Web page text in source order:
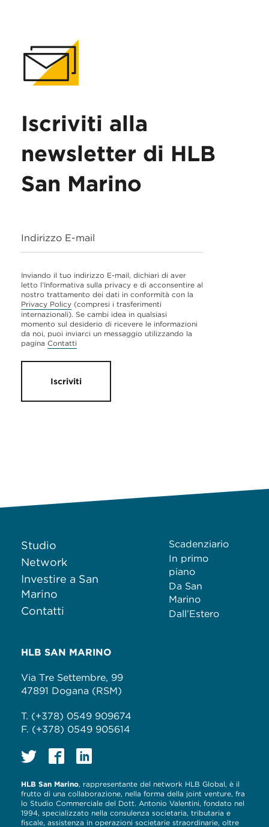
Iscriviti alla
newsletter di HLB
San Marino
Indirizzo E-mail
Inviando il tuo indirizzo E-mail, dichiari di aver
letto l'Informativa sulla privacy e di acconsentire al
nostro trattamento dei dati in conformità con la
Privacy Policy (compresi i trasferimenti
internazionali). Se cambi idea in qualsiasi
momento sul desiderio di ricevere le informazioni
da noi, puoi inviarci un messaggio utilizzando la
pagina Contatti
Iscriviti
Studio
Network
Investire a San
Marino
Contatti
Scadenziario
In primo
piano
Da San
Marino
Dall’Estero
HLB SAN MARINO
Via Tre Settembre, 99
47891 Dogana (RSM)
T. (+378) 0549 909674
F. (+378) 0549 905614
HLB San Marino, rappresentante del network HLB Global, è il
frutto di una collaborazione, nella forma della joint venture, fra
lo Studio Commerciale del Dott. Antonio Valentini, fondato nel
1994, specializzato nella consulenza societaria, tributaria e
fiscale, assistenza in operazioni societarie straordinarie, oltre